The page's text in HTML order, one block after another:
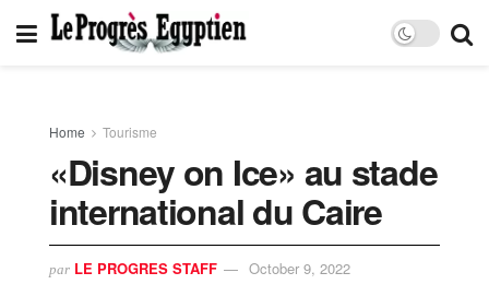
Home Tourisme
«Disney on Ice» au stade
international du Caire
par LE PROGRES STAFF October 9, 2022